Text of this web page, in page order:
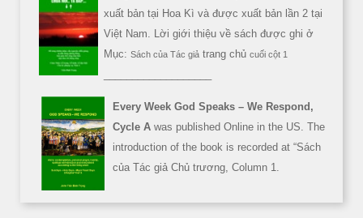
xuất bản tại Hoa Kì và được xuất bản lần 2 tại
Việt Nam. Lời giới thiệu về sách được ghi ở
Mục: Sách của Tác giả trang chủ cuối cột 1
Every Week God Speaks – We Respond,
Cycle A was published Online in the US. The
introduction of the book is recorded at “Sách
của Tác giả Chủ trương, Column 1.